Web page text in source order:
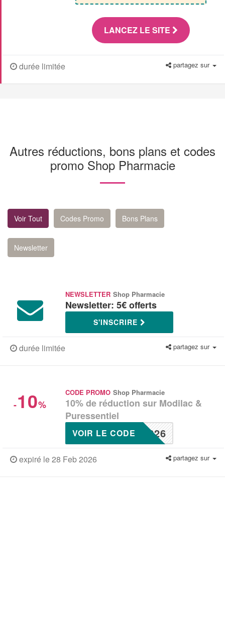
LANCEZ LE SITE
durée limitée partagez sur
Autres réductions, bons plans et codes
promo Shop Pharmacie
Voir Tout Codes Promo Bons Plans
Newsletter
NEWSLETTER Shop Pharmacie
Newsletter: 5€ offerts
S'INSCRIRE
durée limitée partagez sur
-10%
CODE PROMO Shop Pharmacie
10% de réduction sur Modilac &
Puressentiel
226
VOIR LE CODE
expiré le 28 Feb 2026 partagez sur